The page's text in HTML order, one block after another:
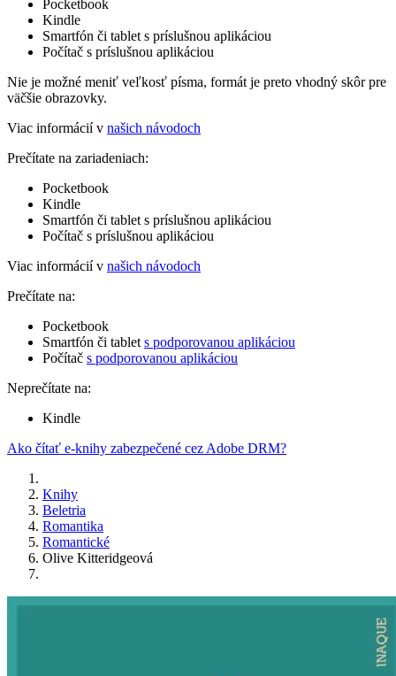
Pocketbook
Kindle
Smartfón či tablet s príslušnou aplikáciou
Počítač s príslušnou aplikáciou
Nie je možné meniť veľkosť písma, formát je preto vhodný skôr pre
väčšie obrazovky.
Viac informácií v našich návodoch
Prečítate na zariadeniach:
Pocketbook
Kindle
Smartfón či tablet s príslušnou aplikáciou
Počítač s príslušnou aplikáciou
Viac informácií v našich návodoch
Prečítate na:
Pocketbook
Smartfón či tablet s podporovanou aplikáciou
Počítač s podporovanou aplikáciou
Neprečítate na:
Kindle
Ako čítať e-knihy zabezpečené cez Adobe DRM?
Knihy
Beletria
Romantika
Romantické
Olive Kitteridgeová